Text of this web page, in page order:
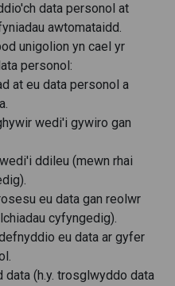
data personol at
awtomataidd.
unigolion yn cael yr
personol:
at eu data personol a
wedi'i gywiro gan
ddileu (mewn rhai
eu data gan reolwr
cyfyngedig).
eu data ar gyfer
data (h.y. trosglwyddo data